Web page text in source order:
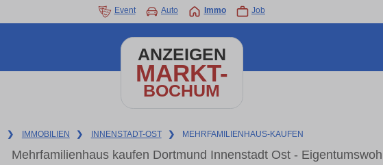
Event Auto Immo Job
ANZEIGEN
MARKT-
BOCHUM
❯ IMMOBILIEN ❯ INNENSTADT-OST ❯ MEHRFAMILIENHAUS-KAUFEN
Mehrfamilienhaus kaufen Dortmund Innenstadt Ost -